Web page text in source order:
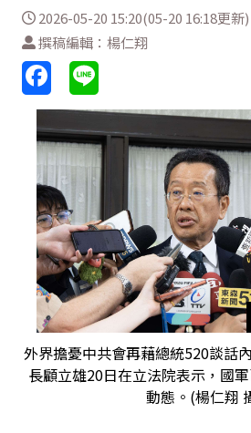
2026-05-20 15:20(05-20 16:18更新)
撰稿編輯：楊仁翔
外界擔憂中共會再藉總統520談話
長顧立雄20日在立法院表示，國
動態。(楊仁翔